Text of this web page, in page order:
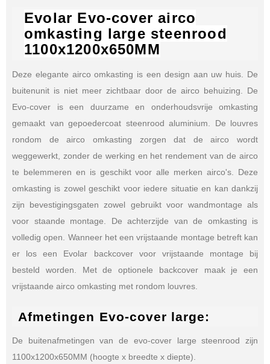
Evolar Evo-cover airco
omkasting large steenrood
1100x1200x650MM
Deze elegante airco omkasting is een design aan uw huis. De
buitenunit is niet meer zichtbaar door de airco behuizing. De
Evo-cover is een duurzame en onderhoudsvrije omkasting
gemaakt van gepoedercoat steenrood aluminium. De louvres
rondom de airco omkasting zorgen dat de airco wordt
weggewerkt, zonder de werking en het rendement van de airco
te belemmeren en is geschikt voor alle merken airco's. Deze
omkasting is zowel geschikt voor iedere situatie en kan dankzij
zijn bevestigingsgaten zowel gebruikt voor wandmontage als
voor staande montage. De achterzijde van de omkasting is
volledig open. Wanneer het een vrijstaande montage betreft kan
er los een Evolar backcover voor vrijstaande montage bij
besteld worden. Met de optionele backcover maak je een
vrijstaande airco omkasting met rondom louvres.
Afmetingen Evo-cover large:
De buitenafmetingen van de evo-cover large steenrood zijn
1100x1200x650MM (hoogte x breedte x diepte).